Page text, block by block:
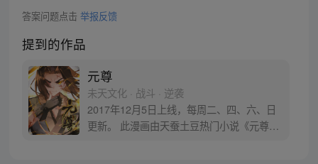
答案问题点击 举报反馈
提到的作品
元尊
未天文化 · 战斗 · 逆袭
2017年12月5日上线，每周二、四、六、日
更新。 此漫画由天蚕土豆热门小说《元尊》